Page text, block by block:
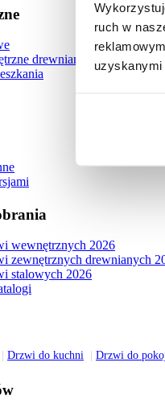
ruch w
uzyskanymi
drewniane
wewnętrznych 2026
zewnętrznych drewnianych
stalowych 2026
Drzwi do kuchni Drzwi do